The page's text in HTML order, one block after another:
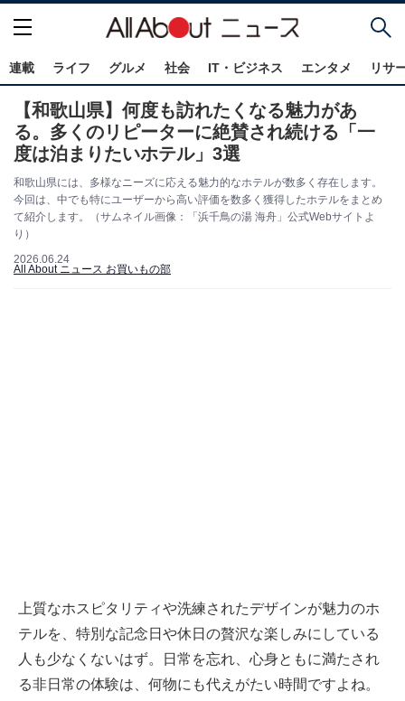
連載 ライフ グルメ 社会 IT・ビジネス エンタメ リサ
【和歌山県】何度も訪れたくなる魅力があ
る。多くのリピーターに絶賛され続ける「一
度は泊まりたいホテル」3選
和歌山県には、多様なニーズに応える魅力的なホテルが数多く存在します。
今回は、中でも特にユーザーから高い評価を数多く獲得したホテルをまとめ
て紹介します。（サムネイル画像：「浜千鳥の湯 海舟」公式Webサイトよ
り）
2026.06.24
All About ニュース お買いもの部
上質なホスピタリティや洗練されたデザインが魅力のホ
テルを、特別な記念日や休日の贅沢な楽しみにしている
人も少なくないはず。日常を忘れ、心身ともに満たされ
る非日常の体験は、何物にも代えがたい時間ですよね。